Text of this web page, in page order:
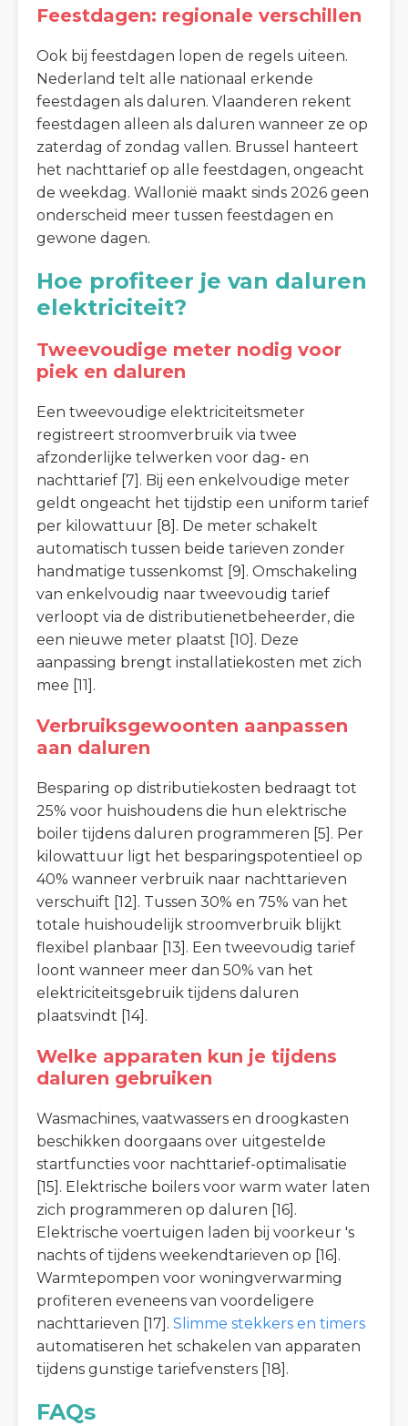
Feestdagen: regionale verschillen
Ook bij feestdagen lopen de regels uiteen.
Nederland telt alle nationaal erkende
feestdagen als daluren. Vlaanderen rekent
feestdagen alleen als daluren wanneer ze op
zaterdag of zondag vallen. Brussel hanteert
het nachttarief op alle feestdagen, ongeacht
de weekdag. Wallonië maakt sinds 2026 geen
onderscheid meer tussen feestdagen en
gewone dagen.
Hoe profiteer je van daluren
elektriciteit?
Tweevoudige meter nodig voor
piek en daluren
Een tweevoudige elektriciteitsmeter
registreert stroomverbruik via twee
afzonderlijke telwerken voor dag- en
nachttarief [7]. Bij een enkelvoudige meter
geldt ongeacht het tijdstip een uniform tarief
per kilowattuur [8]. De meter schakelt
automatisch tussen beide tarieven zonder
handmatige tussenkomst [9]. Omschakeling
van enkelvoudig naar tweevoudig tarief
verloopt via de distributienetbeheerder, die
een nieuwe meter plaatst [10]. Deze
aanpassing brengt installatiekosten met zich
mee [11].
Verbruiksgewoonten aanpassen
aan daluren
Besparing op distributiekosten bedraagt tot
25% voor huishoudens die hun elektrische
boiler tijdens daluren programmeren [5]. Per
kilowattuur ligt het besparingspotentieel op
40% wanneer verbruik naar nachttarieven
verschuift [12]. Tussen 30% en 75% van het
totale huishoudelijk stroomverbruik blijkt
flexibel planbaar [13]. Een tweevoudig tarief
loont wanneer meer dan 50% van het
elektriciteitsgebruik tijdens daluren
plaatsvindt [14].
Welke apparaten kun je tijdens
daluren gebruiken
Wasmachines, vaatwassers en droogkasten
beschikken doorgaans over uitgestelde
startfuncties voor nachttarief-optimalisatie
[15]. Elektrische boilers voor warm water laten
zich programmeren op daluren [16].
Elektrische voertuigen laden bij voorkeur 's
nachts of tijdens weekendtarieven op [16].
Warmtepompen voor woningverwarming
profiteren eveneens van voordeligere
nachttarieven [17]. Slimme stekkers en timers
automatiseren het schakelen van apparaten
tijdens gunstige tariefvensters [18].
FAQs